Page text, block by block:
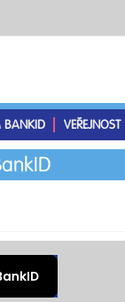
BANKID VEŘEJNOST